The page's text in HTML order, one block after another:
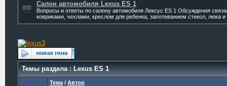
Салон автомобиля Lexus ES 1
Вопросы и ответы по салону автомобиля Лексус ES 1 Обсуждения
ковриками, чехлами, креслом для ребенка, запотеванием стекол, люка и
Темы раздела: Lexus ES 1
Тема / Автор